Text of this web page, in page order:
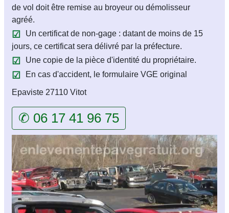
de vol doit être remise au broyeur ou démolisseur
agréé.
Un certificat de non-gage : datant de moins de 15
jours, ce certificat sera délivré par la préfecture.
Une copie de la pièce d'identité du propriétaire.
En cas d'accident, le formulaire VGE original
Epaviste 27110 Vitot
✆ 06 17 41 96 75